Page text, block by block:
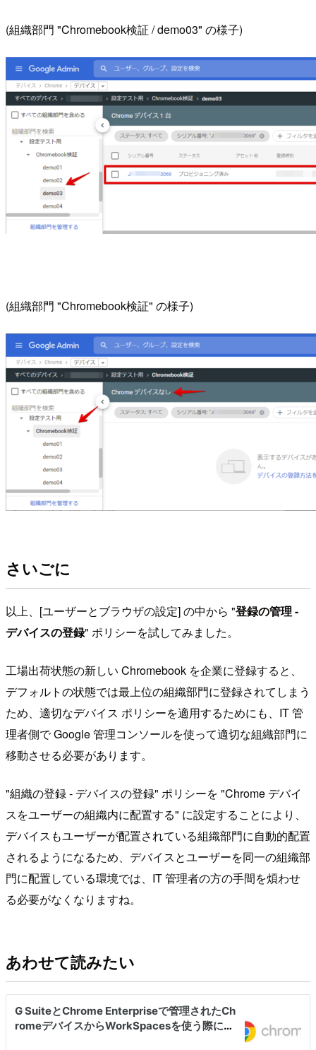
(組織部門 "Chromebook検証 / demo03" の様子)
(組織部門 "Chromebook検証" の様子)
さいごに
以上、[ユーザーとブラウザの設定] の中から "登録の管理 -
デバイスの登録" ポリシーを試してみました。
工場出荷状態の新しい Chromebook を企業に登録すると、
デフォルトの状態では最上位の組織部門に登録されてしまう
ため、適切なデバイス ポリシーを適用するためにも、IT 管
理者側で Google 管理コンソールを使って適切な組織部門に
移動させる必要があります。
"組織の登録 - デバイスの登録" ポリシーを "Chrome デバイ
スをユーザーの組織内に配置する" に設定することにより、
デバイスもユーザーが配置されている組織部門に自動的配置
されるようになるため、デバイスとユーザーを同一の組織部
門に配置している環境では、IT 管理者の方の手間を煩わせ
る必要がなくなりますね。
あわせて読みたい